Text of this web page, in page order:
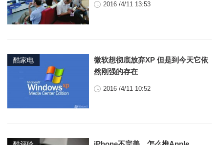
2016 /4/11 13:53
酷家电
微软想彻底放弃XP 但是到今天它依
然刚强的存在
2016 /4/11 10:52